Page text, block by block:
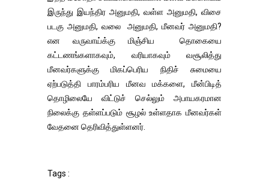
இருந்து இயந்திர அனுமதி, வள்ள அனுமதி, விசை
படகு அனுமதி, வலை அனுமதி, மீனவர் அனுமதி?
என வருவாய்க்கு மிஞ்சிய தொகையை
கட்டணங்களாகவும், வரியாகவும் வசூலித்து
மீனவர்களுக்கு மிகப்பெரிய நிதிச் சுமையை
ஏற்படுத்தி பாரம்பரிய மீனவ மக்களை, மீன்பிடித்
தொழிலையே விட்டுச் செல்லும் அபாயகரமான
நிலைக்கு தள்ளப்படும் சூழல் உள்ளதாக மீனவர்கள்
வேதனை தெரிவித்துள்ளனர்.
Tags :